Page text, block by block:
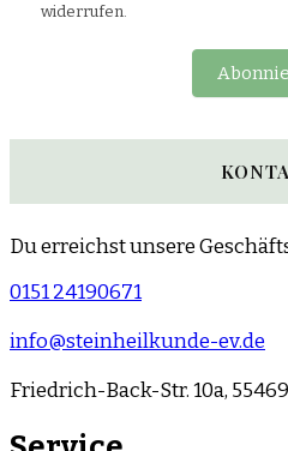
widerrufen.
Du erreichst unsere
0151 24190671
info@steinheilkunde-ev.de
Friedrich-Back-Str. 10a,